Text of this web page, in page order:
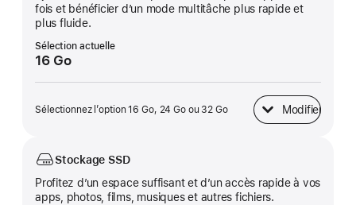
fois et bénéficier d’un mode multitâche plus rapide et
plus fluide.
Sélection actuelle
16 Go
Sélectionnez l’option 16 Go, 24 Go ou 32 Go Modifier
Mémoire unifiée
Stockage SSD
Profitez d’un espace suffisant et d’un accès rapide à vos
apps, photos, films, musiques et autres fichiers.